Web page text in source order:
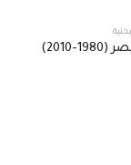
2010)